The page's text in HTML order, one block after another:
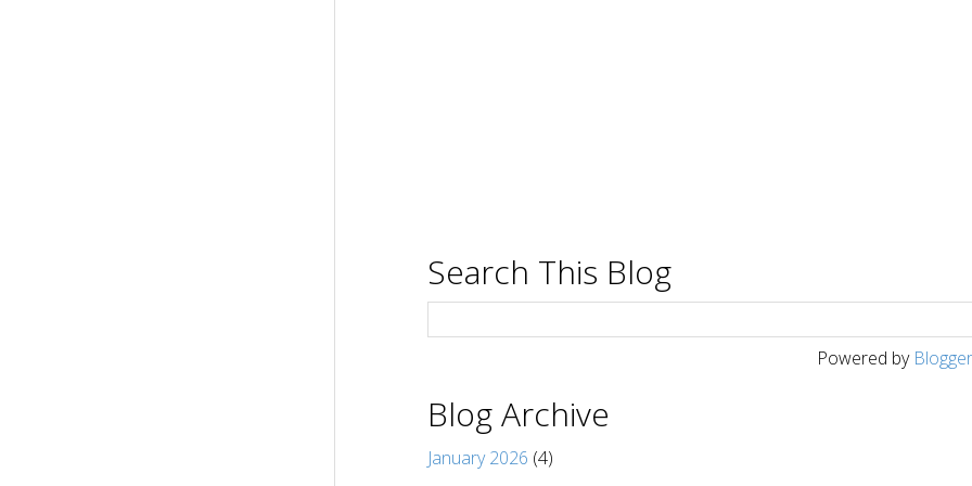
Search This Blog
Powered by
Blog Archive
January 2026 (4)